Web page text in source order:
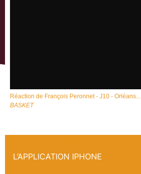
Réaction de François Peronnet - J10 - Orléans...
BASKET
L’APPLICATION IPHONE